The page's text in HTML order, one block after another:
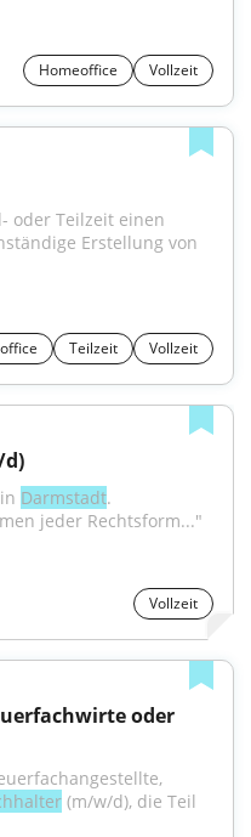
Homeoffice Vollzeit
Erstellung von
Teilzeit Vollzeit
Darmstadt.
jeder Rechtsform..."
Vollzeit
(m/w/d), die Teil